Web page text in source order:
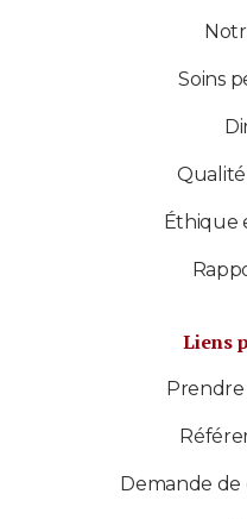
Soins
Éthique
Liens
Demande de